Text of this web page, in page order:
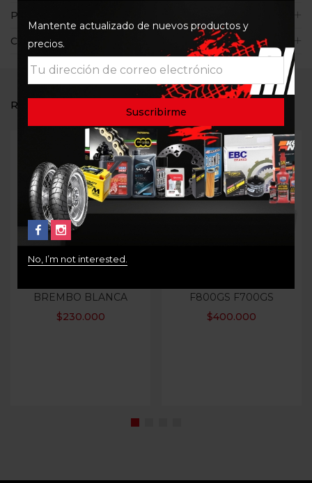
Políticas de la tienda
Consultas
RELATED PRODUCTS
Out Of Stock
BREMBO BLANCA
$230.000
Out Of Stock
F800GS F700GS
$400.000
Mantente actualizado de nuevos productos y
precios.
No, I’m not interested.